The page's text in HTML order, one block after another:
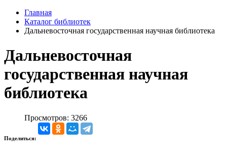
Главная
Каталог библиотек
Дальневосточная государственная научная библиотека
Дальневосточная
государственная научная
библиотека
Просмотров: 3266
Поделиться: